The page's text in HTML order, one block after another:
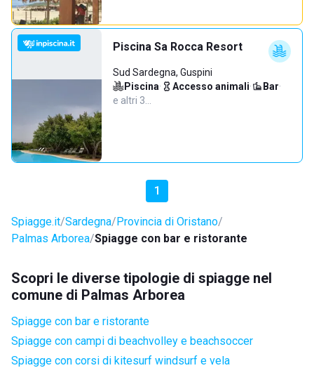
Piscina Sa Rocca Resort
Sud Sardegna, Guspini
Piscina· Accesso animali· Bar·
e altri 3…
1
Spiagge.it Sardegna Provincia di Oristano
Palmas Arborea Spiagge con bar e ristorante
Scopri le diverse tipologie di spiagge nel
comune di Palmas Arborea
Spiagge con bar e ristorante
Spiagge con campi di beachvolley e beachsoccer
Spiagge con corsi di kitesurf windsurf e vela